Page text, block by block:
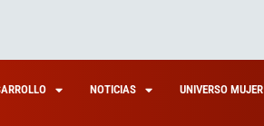
NOTICIAS UNIVERSO MUJER